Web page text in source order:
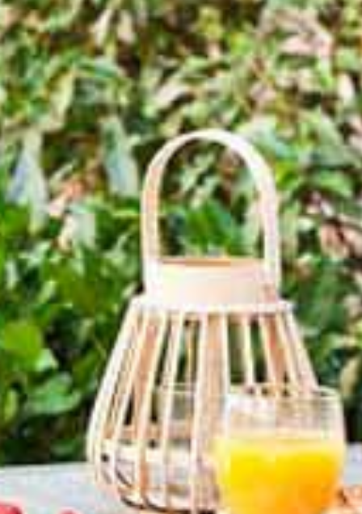
Présentation
Démarche qualité
Démarche Éco responsable
Accueil Permanent
Les équipes soignantes
Activités thérapeutiques
Intervenants extérieurs et partenariats
Nos valeurs
Restauration
Animations et sorties
Les services
Nous contacter
Horaires et accès
La galerie photos
Démarches d'admission
Les aides financières
FAQ